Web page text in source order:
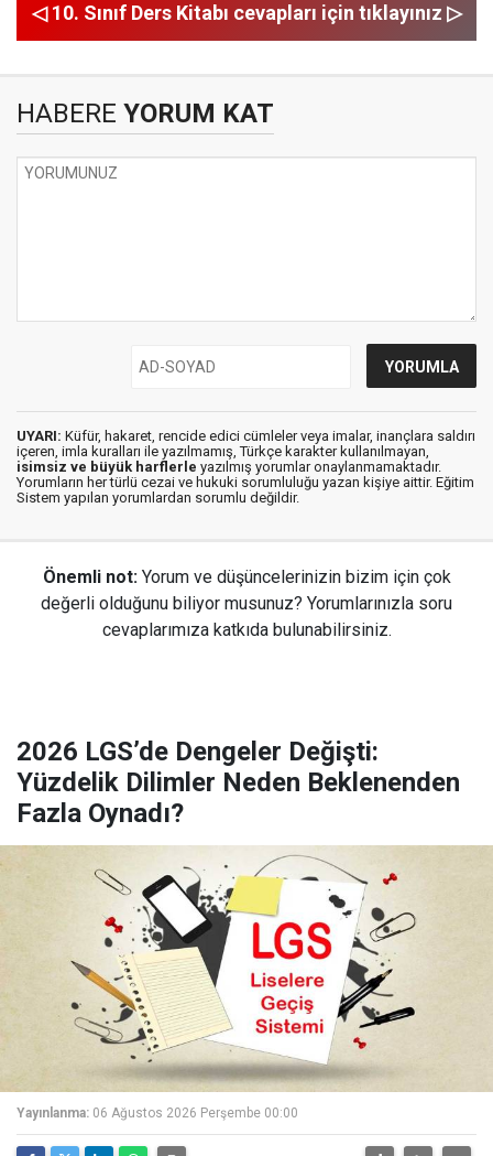
◁ 10. Sınıf Ders Kitabı cevapları için tıklayınız ▷
HABERE YORUM KAT
UYARI: Küfür, hakaret, rencide edici cümleler veya imalar, inançlara saldırı
içeren, imla kuralları ile yazılmamış, Türkçe karakter kullanılmayan,
isimsiz ve büyük harflerle yazılmış yorumlar onaylanmamaktadır.
Yorumların her türlü cezai ve hukuki sorumluluğu yazan kişiye aittir. Eğitim
Sistem yapılan yorumlardan sorumlu değildir.
Önemli not: Yorum ve düşüncelerinizin bizim için çok
değerli olduğunu biliyor musunuz? Yorumlarınızla soru
cevaplarımıza katkıda bulunabilirsiniz.
2026 LGS’de Dengeler Değişti:
Yüzdelik Dilimler Neden Beklenenden
Fazla Oynadı?
Yayınlanma: 06 Ağustos 2026 Perşembe 00:00